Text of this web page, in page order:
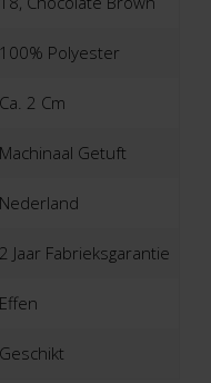
100% Polyester
Ca. 2 Cm
Machinaal Getuft
Nederland
2 Jaar Fabrieksgarantie
Effen
Geschikt